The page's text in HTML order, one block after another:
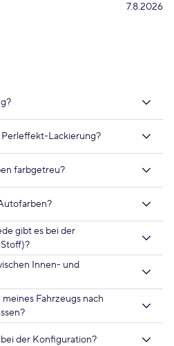
7.8.2026
Lackierung?
farbgetreu?
gibt es bei der
Innen- und
Fahrzeugs nach
der Konfiguration?